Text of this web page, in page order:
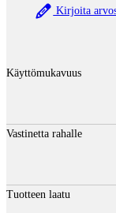
Kirjoita
Käyttömukavuus
Vastinetta rahalle
Tuotteen laatu